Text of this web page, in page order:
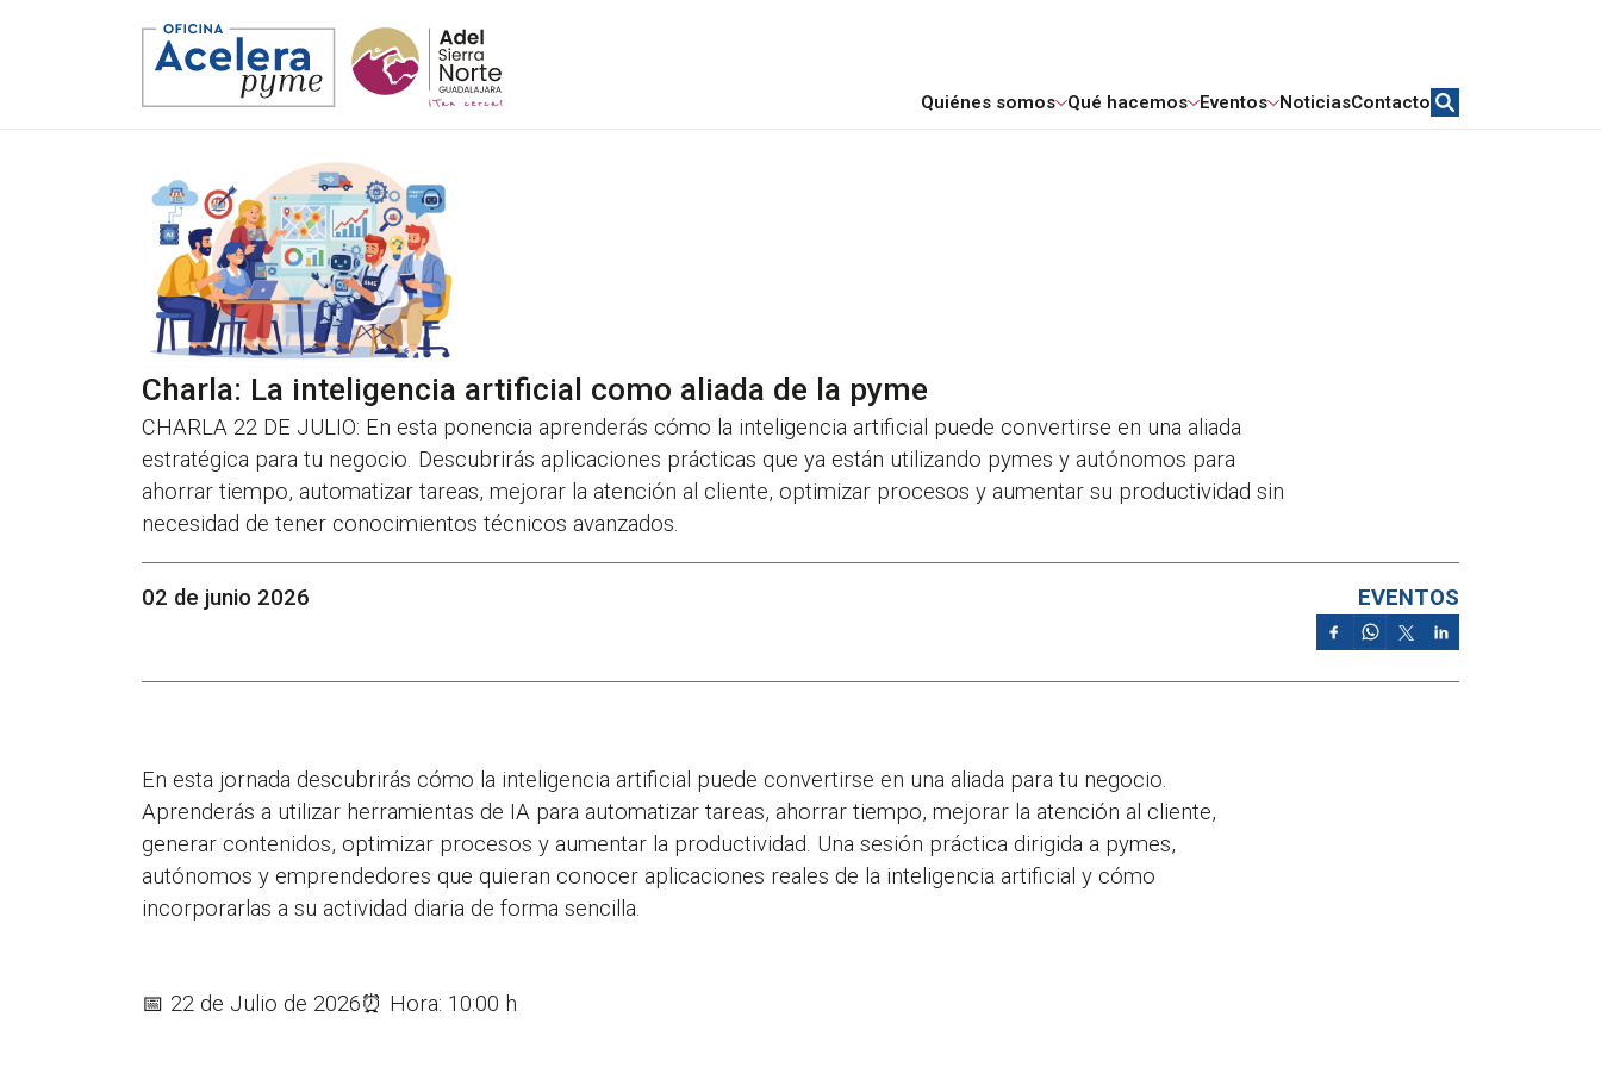
Quiénes somos
Entidades colaboradoras
Nuestros Mentores y Asesores
Qué hacemos
Asesoramiento a la digitalización
Emprendimiento y Aceleración
Eventos
Encuentro Anual de Digitalización
NoticiasContacto
Charla: La inteligencia artificial como aliada de la pyme
CHARLA 22 DE JULIO: En esta ponencia aprenderás cómo la inteligencia artificial puede convertirse en una aliada
estratégica para tu negocio. Descubrirás aplicaciones prácticas que ya están utilizando pymes y autónomos para
ahorrar tiempo, automatizar tareas, mejorar la atención al cliente, optimizar procesos y aumentar su productividad sin
necesidad de tener conocimientos técnicos avanzados.
02 de junio 2026 EVENTOS
En esta jornada descubrirás cómo la inteligencia artificial puede convertirse en una aliada para tu negocio.
Aprenderás a utilizar herramientas de IA para automatizar tareas, ahorrar tiempo, mejorar la atención al cliente,
generar contenidos, optimizar procesos y aumentar la productividad. Una sesión práctica dirigida a pymes,
autónomos y emprendedores que quieran conocer aplicaciones reales de la inteligencia artificial y cómo
incorporarlas a su actividad diaria de forma sencilla.
📅 22 de Julio de 2026⏰ Hora: 10:00 h